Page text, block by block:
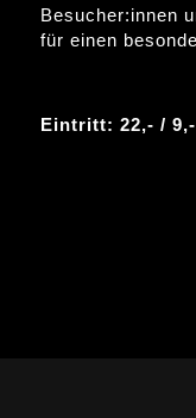
Besucher:innen
für einen
Eintritt: 22,- /